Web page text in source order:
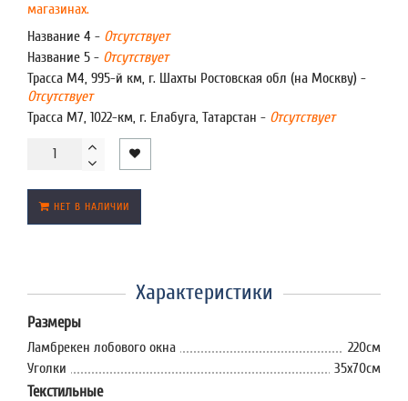
магазинах.
Название 4 - Отсутствует
Название 5 - Отсутствует
Трасса М4, 995-й км, г. Шахты Ростовская обл (на Москву) -
Отсутствует
Трасса М7, 1022-км, г. Елабуга, Татарстан - Отсутствует
НЕТ В НАЛИЧИИ
Характеристики
Размеры
Ламбрекен лобового окна
220см
Уголки
35x70см
Текстильные